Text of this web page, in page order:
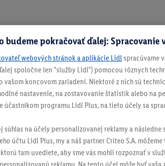
budeme pokračovať ďalej: Spracovanie
webových stránok a aplikácie Lidl spracúvame
spoločne len "služby Lidl") pomocou rôznych
vašom koncovom zariadení. Niektoré z nich sú
nastavenie, na zostavovanie štatistík alebo na
účastníkom programu Lidl Plus, na tieto účely sa
súhlas na účely personalizovanej reklamy a
účtu Lidl Plus, my a náš partner Criteo S.A.
tam uvediete, aby sme vás mohli rozpoznať v